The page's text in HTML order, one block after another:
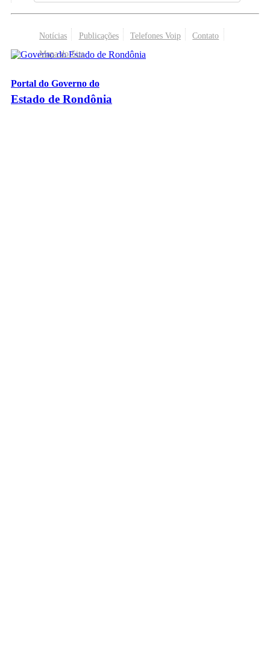
Notícias Publicações Telefones Voip
Contato
Mapa do Site
Portal do Governo do
Estado de Rondônia